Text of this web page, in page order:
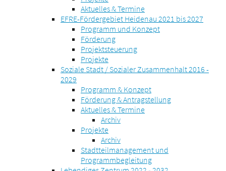
Aktuelles & Termine
EFRE-Fördergebiet Heidenau 2021 bis 2027
Programm und Konzept
Förderung
Projektsteuerung
Projekte
Soziale Stadt / Sozialer Zusammenhalt 2016 -
2029
Programm & Konzept
Förderung & Antragstellung
Aktuelles & Termine
Archiv
Projekte
Archiv
Stadtteilmanagement und
Programmbegleitung